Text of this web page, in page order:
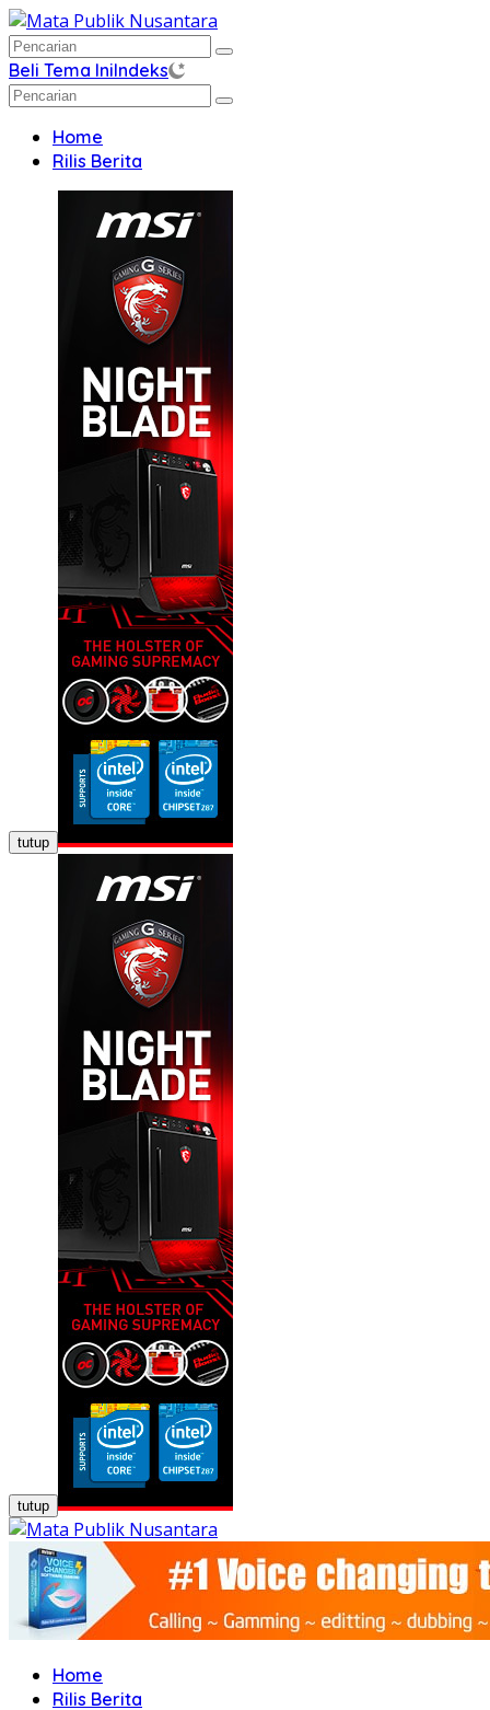
Langsung
ke
konten
Beli Tema IniIndeks
Home
Rilis Berita
tutup
tutup
Home
Rilis Berita